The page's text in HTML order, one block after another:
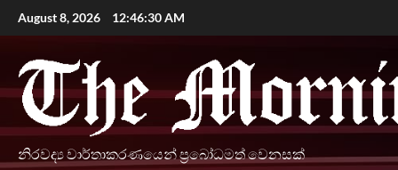
Skip
to
content
August 8, 2026 12:46:31 AM
නිරවද්‍ය වාර්තාකරණයෙන් ප්‍රබෝධමත් වෙනසක්